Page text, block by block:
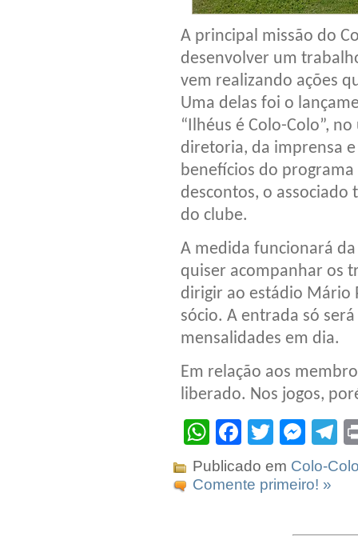
A principal missão do
desenvolver um
vem realizando ações
Uma delas foi o
“Ilhéus é Colo-Colo”,
diretoria, da imprensa
benefícios do
descontos, o associado
do clube.
A medida funcionará
quiser acompanhar os
dirigir ao estádio Mário
sócio. A entrada só
mensalidades em dia.
Em relação aos
liberado. Nos jogos,
WhatsApp
Facebook
Twitter
Publicado em Colo-
Comente primeiro! »